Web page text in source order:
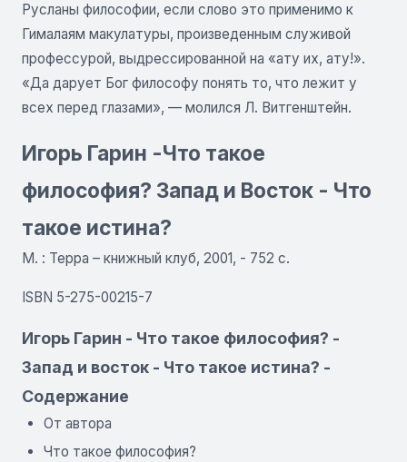
Русланы философии, если слово это применимо к
Гималаям макулатуры, произведенным служивой
профес­сурой, выдрессированной на «ату их, ату!».
«Да дарует Бог философу понять то, что лежит у
всех перед глазами», — молился Л. Витгенштейн.
Игорь Гарин -Что такое
философия? Запад и Восток - Что
такое истина?
М. : Терра – книжный клуб, 2001, - 752 с.
ISBN 5-275-00215-7
Игорь Гарин - Что такое философия? -
Запад и восток - Что такое истина? -
Содержание
От автора
Что такое философия?